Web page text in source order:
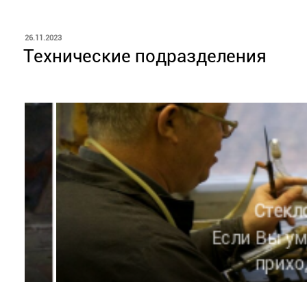
ОПУБЛИКОВАНО
26.11.2023
Технические подразделения
Если Вы